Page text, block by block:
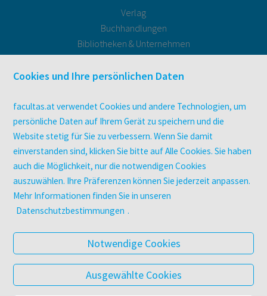
Verlag
Buchhandlungen
Bibliotheken & Unternehmen
Druckerei facultas druckt.
Zeitschriften
Digitale Angebote
UNTERNEHMEN
Über facultas
facultas Kooperationen
Arbeiten bei facultas
Datenschutz & Cookies
AGB
Barrierefreiheit
Cookies und Ihre persönlichen Daten
facultas.at verwendet Cookies und andere Technologien, um
persönliche Daten auf Ihrem Gerät zu speichern und die
Website stetig für Sie zu verbessern. Wenn Sie damit
einverstanden sind, klicken Sie bitte auf Alle Cookies. Sie haben
auch die Möglichkeit, nur die notwendigen Cookies
auszuwählen. Ihre Präferenzen können Sie jederzeit anpassen.
Mehr Informationen finden Sie in unseren
Datenschutzbestimmungen .
Notwendige Cookies
Ausgewählte Cookies